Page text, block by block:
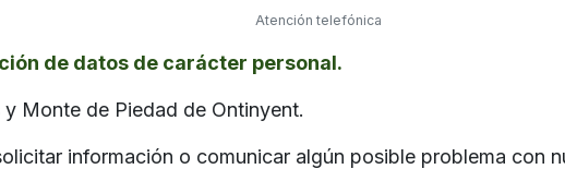
Atención telefónica
de datos de carácter personal.
Monte de Piedad de Ontinyent.
información o comunicar algún posible problema con